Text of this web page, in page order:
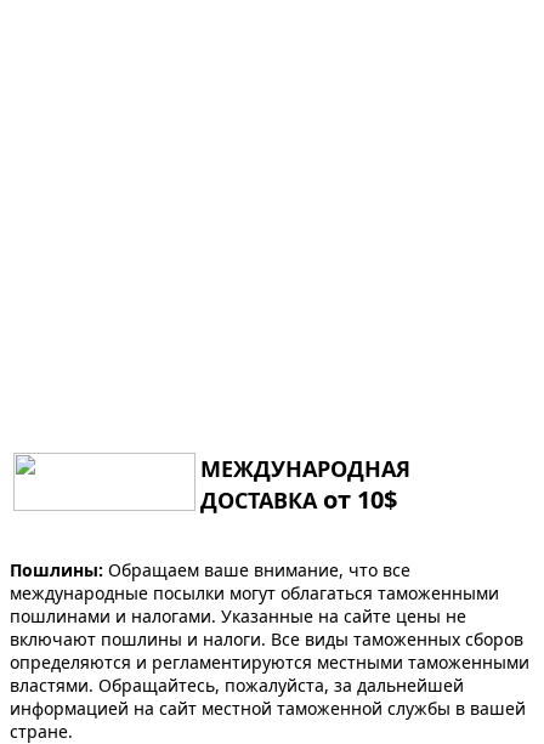
МЕЖДУНАРОДНАЯ
ДОСТАВКА от 10$
Пошлины: Обращаем ваше внимание, что все
международные посылки могут облагаться таможенными
пошлинами и налогами. Указанные на сайте цены не
включают пошлины и налоги. Все виды таможенных сборов
определяются и регламентируются местными таможенными
властями. Обращайтесь, пожалуйста, за дальнейшей
информацией на сайт местной таможенной службы в вашей
стране.